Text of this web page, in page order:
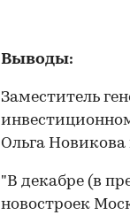
Выводы:
Заместитель
Ольга Новикова
"В декабре (в
новостроек